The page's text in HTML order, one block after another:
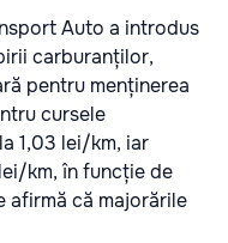
Auto a introdus
carburanților,
pentru menținerea
cursele
1,03 lei/km, iar
km, în funcție de
că majorările